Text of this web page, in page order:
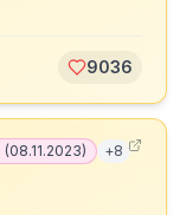
9036
(08.11.2023) +8